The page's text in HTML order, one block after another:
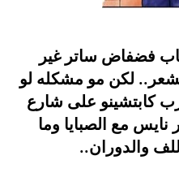
فضفاض ساتر غير
لكن مو مشكله لو
كابتشينو على شارع
نايس مع الصبايا وما
والدوران..